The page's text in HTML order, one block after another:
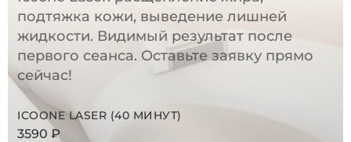
подтяжка кожи, выведение лишней
жидкости. Видимый результат после
первого сеанса. Оставьте заявку прямо
сейчас!
ICOONE LASER (40 МИНУТ)
3590 ₽